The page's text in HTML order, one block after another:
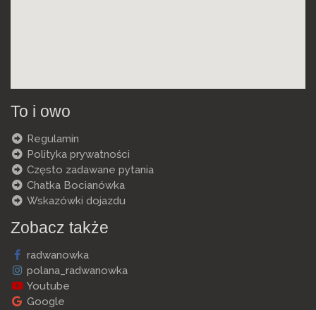
To i owo
Regulamin
Polityka prywatności
Często zadawane pytania
Chatka Bocianówka
Wskazówki dojazdu
Zobacz także
radwanowka
polana_radwanowka
Youtube
Google